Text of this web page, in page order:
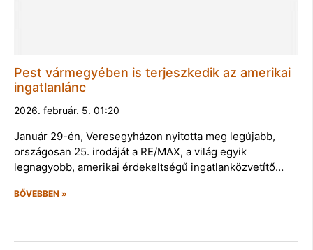
Pest vármegyében is terjeszkedik az amerikai
ingatlanlánc
2026. február. 5. 01:20
Január 29-én, Veresegyházon nyitotta meg legújabb,
országosan 25. irodáját a RE/MAX, a világ egyik
legnagyobb, amerikai érdekeltségű ingatlanközvetítő…
BŐVEBBEN »